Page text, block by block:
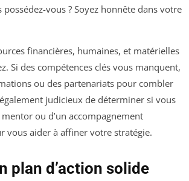
possédez-vous ? Soyez honnête dans votre
financières, humaines, et matérielles
Si des compétences clés vous manquent,
ou des partenariats pour combler
judicieux de déterminer si vous
ou d’un accompagnement
vous aider à affiner votre stratégie.
plan d’action solide